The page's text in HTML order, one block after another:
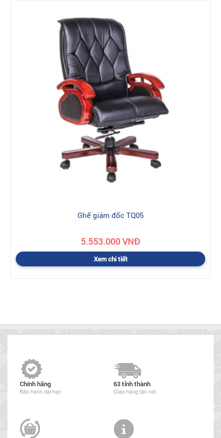
Ghế giám đốc TQ05
5.553.000 VNĐ
Xem chi tiết
Chính hãng
Bảo hành dài hạn
63 tỉnh thành
Giao hàng tận nơi